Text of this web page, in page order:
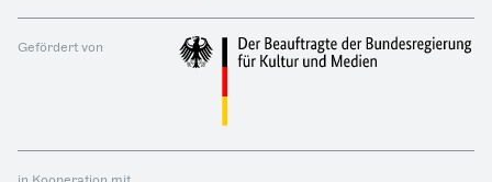
Gefördert von